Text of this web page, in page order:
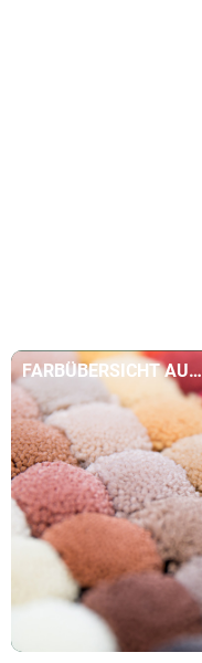
FARBÜBERSICHT AUF
EINEN BLICK